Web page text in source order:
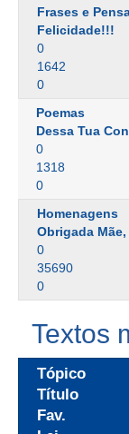
Frases e
Felicidade!!!
0
1642
0
Poemas
Dessa Tua
0
1318
0
Homenagens
Obrigada
0
35690
0
Textos
Tópico
Título
Fav.